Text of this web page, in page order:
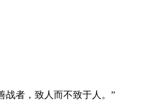
战者，致人而不致于人。”